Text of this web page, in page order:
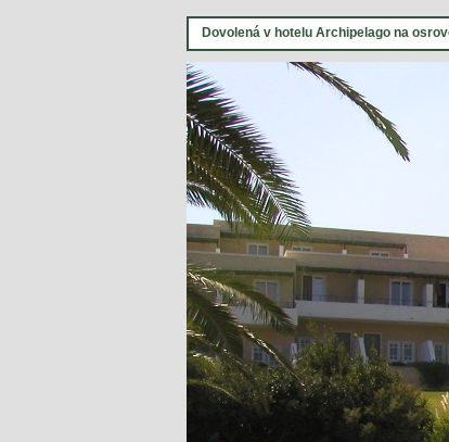
Dovolená v hotelu Archipelago na